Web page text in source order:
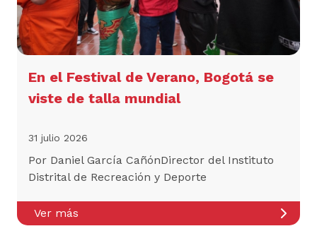
En el Festival de Verano, Bogotá se
viste de talla mundial
31 julio 2026
Por Daniel García CañónDirector del Instituto
Distrital de Recreación y Deporte
Ver más